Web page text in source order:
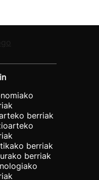
berriak
berriak
berriak